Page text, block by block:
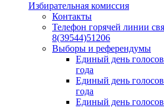
Избирательная комиссия
Контакты
Телефон горячей линии
8(39544)51206
Выборы и референдумы
Единый день
года
Единый день
года
Единый день